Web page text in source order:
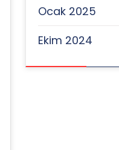
Ocak 2025
Ekim 2024